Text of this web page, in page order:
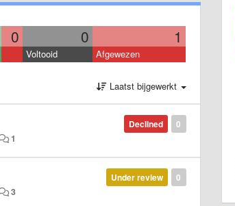
0 0 1
Voltooid Afgewezen
Laatst bijgewerkt
0
Declined
1
0
Under review
3